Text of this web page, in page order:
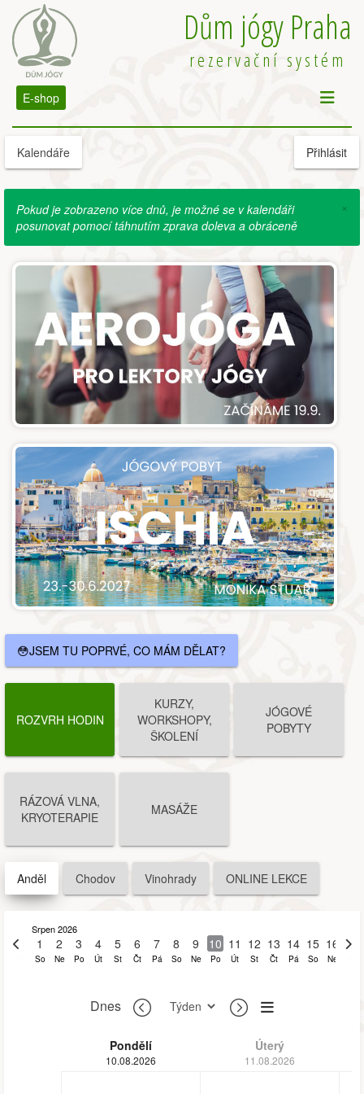
Dům jógy Praha
rezervační systém
E-shop
Kalendáře Přihlásit
×
Pokud je zobrazeno více dnů, je možné se v kalendáři
posunovat pomocí táhnutím zprava doleva a obráceně
😳JSEM TU POPRVÉ, CO MÁM DĚLAT?
ROZVRH HODIN
KURZY,
WORKSHOPY,
ŠKOLENÍ
JÓGOVÉ
POBYTY
RÁZOVÁ VLNA,
KRYOTERAPIE
MASÁŽE
Anděl Chodov Vinohrady ONLINE LEKCE
31 1
So
Srpen 2026
2
Ne
3
Po
4
Út
5
St
6
Čt
7
Pá
8
So
9
Ne
10
Po
11
Út
12
St
13
Čt
14
Pá
15
So
16
Ne
17
Dnes
Pondělí
10.08.2026
Úterý
11.08.2026